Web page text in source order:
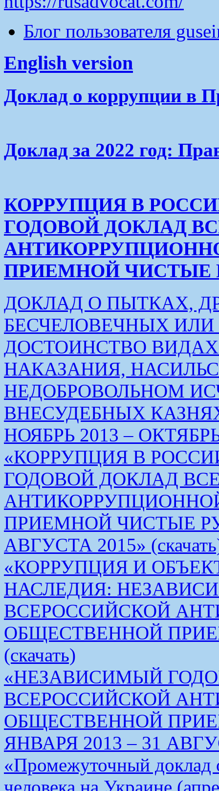
Блог пользователя
English version
Доклад о коррупции в
Доклад за 2022 год:
КОРРУПЦИЯ В
ГОДОВОЙ ДОКЛАД
ПРИЕМНОЙ ЧИСТЫЕ
ДОКЛАД О ПЫТКАХ,
БЕСЧЕЛОВЕЧНЫХ
ДОСТОИНСТВО
НАКАЗАНИЯ,
НЕДОБРОВОЛЬНОМ
ВНЕСУДЕБНЫХ
НОЯБРЬ 2013 – ОКТЯБРЬ
«КОРРУПЦИЯ В
ГОДОВОЙ ДОКЛАД
ПРИЕМНОЙ ЧИСТЫЕ
АВГУСТА 2015»
«КОРРУПЦИЯ И
НАСЛЕДИЯ:
ВСЕРОССИЙСКОЙ
ОБЩЕСТВЕННОЙ
(скачать)
«НЕЗАВИСИМЫЙ
ВСЕРОССИЙСКОЙ
ОБЩЕСТВЕННОЙ
ЯНВАРЯ 2013 – 31
«Промежуточный доклад